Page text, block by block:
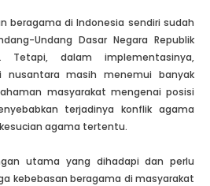
beragama di Indonesia sendiri sudah
Undang Dasar Negara Republik
Tetapi, dalam implementasinya,
nusantara masih menemui banyak
masyarakat mengenai posisi
terjadinya konflik agama
agama tertentu.
utama yang dihadapi dan perlu
kebebasan beragama di masyarakat